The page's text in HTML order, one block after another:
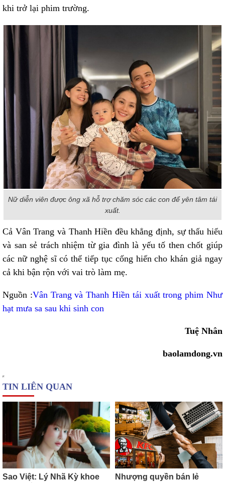
khi trở lại phim trường.
Nữ diễn viên được ông xã hỗ trợ chăm sóc các con để yên tâm tái
xuất.
Cả Vân Trang và Thanh Hiền đều khẳng định, sự thấu hiểu
và san sẻ trách nhiệm từ gia đình là yếu tố then chốt giúp
các nữ nghệ sĩ có thể tiếp tục cống hiến cho khán giả ngay
cả khi bận rộn với vai trò làm mẹ.
Nguồn :Vân Trang và Thanh Hiền tái xuất trong phim Như
hạt mưa sa sau khi sinh con
Tuệ Nhân
baolamdong.vn
TIN LIÊN QUAN
Sao Việt: Lý Nhã Kỳ khoe
Nhượng quyền bán lẻ